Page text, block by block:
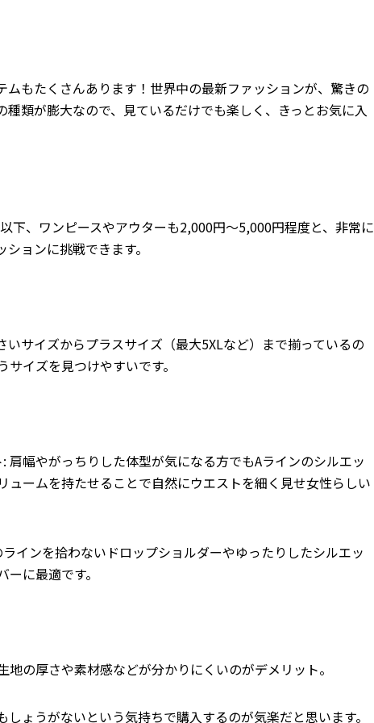
ムもたくさんあります！世界中の最新ファッションが、驚きの
種類が膨大なので、見ているだけでも楽しく、きっとお気に入
下、ワンピースやアウターも2,000円〜5,000円程度と、非常に
ョンに挑戦できます。
いサイズからプラスサイズ（最大5XLなど）まで揃っているの
イズを見つけやすいです。
肩幅やがっちりした体型が気になる方でもAラインのシルエッ
ュームを持たせることで自然にウエストを細く見せ女性らしい
インを拾わないドロップショルダーやゆったりしたシルエッ
に最適です。
の厚さや素材感などが分かりにくいのがデメリット。
ょうがないという気持ちで購入するのが気楽だと思います。